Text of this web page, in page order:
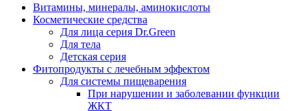
Витамины, минералы, аминокислоты
Косметические средства
Для лица серия Dr.Green
Для тела
Детская серия
Фитопродукты с лечебным эффектом
Для системы пищеварения
При нарушении и заболевании функции
ЖКТ